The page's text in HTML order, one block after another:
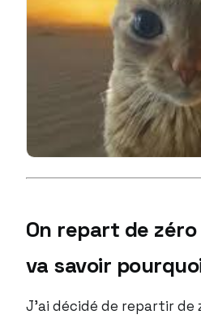
On repart de
va savoir
J’ai décidé de repartir de